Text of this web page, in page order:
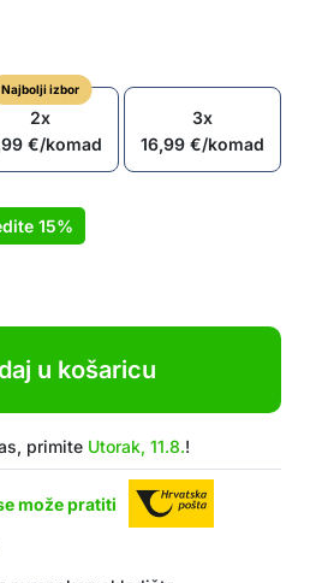
lišća ljeti.
prljavim prozorima
auta
rub drže zaštitu na mjestu
godinu
za vjetrobransko staklo
Najbolji izbor
2x
€/komad
3x
16,99€/komad
15%
u košaricu
primite Utorak, 11.8.!
može pratiti